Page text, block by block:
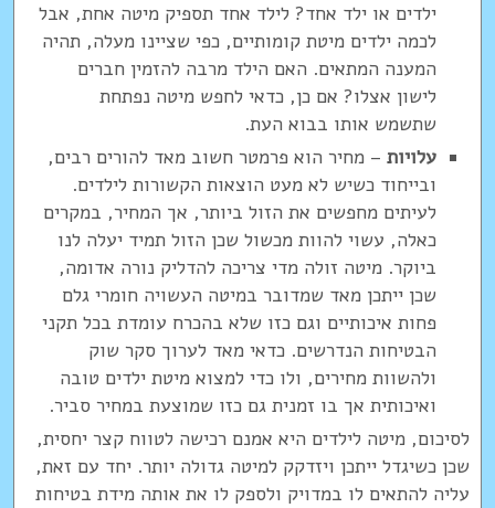
ילדים או ילד אחד? לילד אחד תספיק מיטה אחת, אבל
לכמה ילדים מיטת קומותיים, כפי שציינו מעלה, תהיה
המענה המתאים. האם הילד מרבה להזמין חברים
לישון אצלו? אם כן, כדאי לחפש מיטה נפתחת
שתשמש אותו בבוא העת.
עלויות – מחיר הוא פרמטר חשוב מאד להורים רבים,
ובייחוד כשיש לא מעט הוצאות הקשורות לילדים.
לעיתים מחפשים את הזול ביותר, אך המחיר, במקרים
כאלה, עשוי להוות מכשול שכן הזול תמיד יעלה לנו
ביוקר. מיטה זולה מדי צריכה להדליק נורה אדומה,
שכן ייתכן מאד שמדובר במיטה העשויה חומרי גלם
פחות איכותיים וגם כזו שלא בהכרח עומדת בכל תקני
הבטיחות הנדרשים. כדאי מאד לערוך סקר שוק
ולהשוות מחירים, ולו כדי למצוא מיטת ילדים טובה
ואיכותית אך בו זמנית גם כזו שמוצעת במחיר סביר.
לסיכום, מיטה לילדים היא אמנם רכישה לטווח קצר יחסית,
שכן כשיגדל ייתכן ויזדקק למיטה גדולה יותר. יחד עם זאת,
עליה להתאים לו במדויק ולספק לו את אותה מידת בטיחות